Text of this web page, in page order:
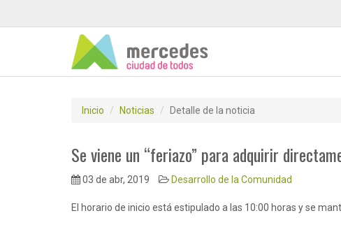
Inicio Noticias Detalle de la noticia
Se viene un “feriazo” para adquirir
03 de abr, 2019 Desarrollo de la Comunidad
El horario de inicio está estipulado a las 10:00 horas y se